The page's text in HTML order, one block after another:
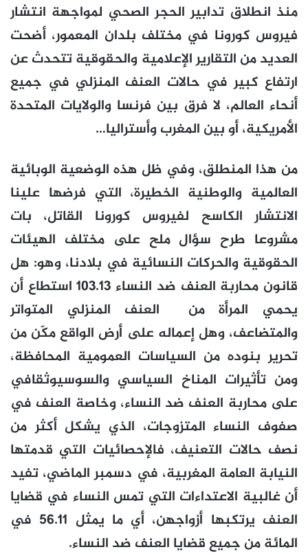
منذ انطلاق تدابير الحجر الصحي لمواجهة انتشار
فيروس كورونا في مختلف بلدان المعمور، أضحت
العديد من التقارير الإعلامية والحقوقية تتحدث عن
ارتفاع كبير في حالات العنف المنزلي في جميع
أنحاء العالم، لا فرق بين فرنسا والولايات المتحدة
الأمريكية، أو بين المغرب وأستراليا…
من هذا المنطلق، وفي ظل هذه الوضعية الوبائية
العالمية والوطنية الخطيرة، التي فرضها علينا
الانتشار الكاسح لفيروس كورونا القاتل، بات
مشروعا طرح سؤال ملح على مختلف الهيئات
الحقوقية والحركات النسائية في بلادنا، وهو: هل
قانون محاربة العنف ضد النساء 103.13 استطاع أن
يحمي المرأة من العنف المنزلي المتواتر
والمتضاعف، وهل إعماله على أرض الواقع مكّن من
تحرير بنوده من السياسات العمومية المحافظة،
ومن تأثيرات المناخ السياسي والسوسيوثقافي
على محاربة العنف ضد النساء، وخاصة العنف في
صفوف النساء المتزوجات، الذي يشكل أكثر من
نصف حالات التعنيف، فالإحصائيات التي قدمتها
النيابة العامة المغربية، في دسمبر الماضي، تفيد
أن غالبية الاعتداءات التي تمس النساء في قضايا
العنف يرتكبها أزواجهن، أي ما يمثل 56.11 في
المائة من جميع قضايا العنف ضد النساء.